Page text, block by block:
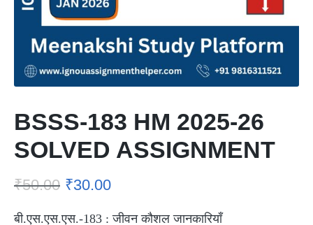
BSSS-183 HM 2025-26
SOLVED ASSIGNMENT
₹50.00 ₹30.00
बी.एस.एस.एस.-183 : जीवन कौशल जानकारियाँ